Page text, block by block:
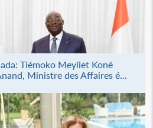
Tiémoko Meyliet Koné
Ministre des Affaires é...